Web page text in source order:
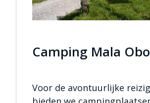
Camping Mala
Voor de avontuurlijke